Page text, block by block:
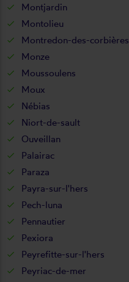
Montjardin
Montolieu
Montredon-des-corbières
Monze
Moussoulens
Moux
Nébias
Niort-de-sault
Ouveillan
Palairac
Paraza
Payra-sur-l'hers
Pech-luna
Pennautier
Pexiora
Peyrefitte-sur-l'hers
Peyriac-de-mer